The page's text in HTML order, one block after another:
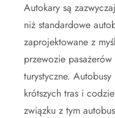
Autokary są
niż standardowe
zaprojektowane z
przewozie
turystyczne.
krótszych tras i
związku z tym